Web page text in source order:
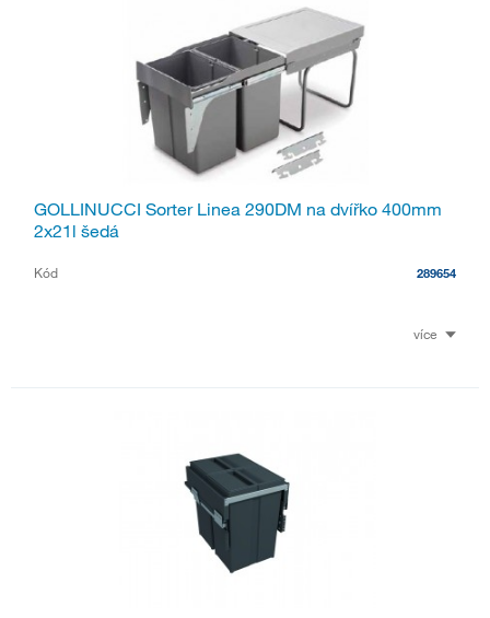
GOLLINUCCI Sorter Linea 290DM na dvířko 400mm
2x21l šedá
Kód 289654
více